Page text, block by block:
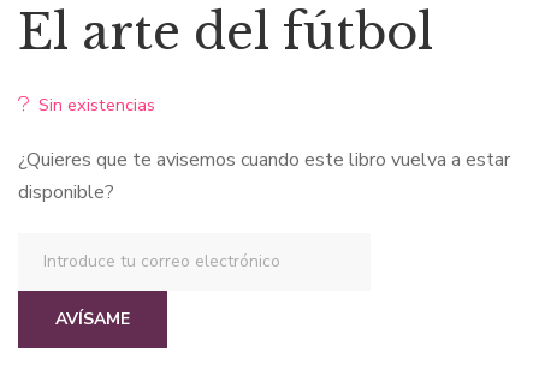
El arte del fútbol
Sin existencias
¿Quieres que te avisemos cuando este libro vuelva a estar
disponible?
AVÍSAME